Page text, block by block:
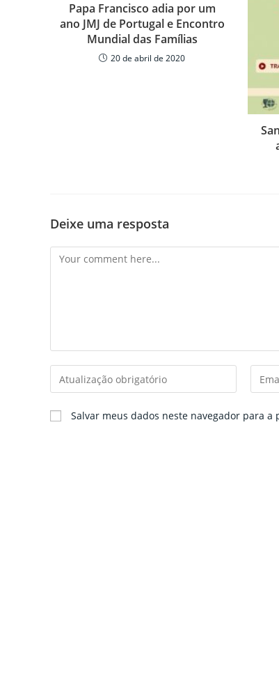
Papa Francisco adia por um
ano JMJ de Portugal e Encontro
Mundial das Famílias
20 de abril de 2020
Deixe uma resposta
Comment
Enter
your
name
or
Enter
your
Salvar meus dados neste navegador para a